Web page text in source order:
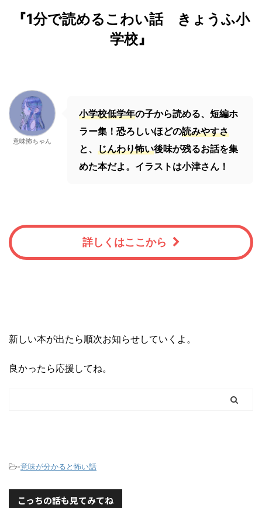
『1分で読めるこわい話 きょうふ小
学校』
意味怖ちゃん
小学校低学年の子から読める、短編ホ
ラー集！恐ろしいほどの読みやすさ
と、 じんわり怖い後味が残るお話を集
めた本だよ。イラストは小津さん！
詳しくはここから
新しい本が出たら順次お知らせしていくよ。
良かったら応援してね。
-意味が分かると怖い話
こっちの話も見てみてね